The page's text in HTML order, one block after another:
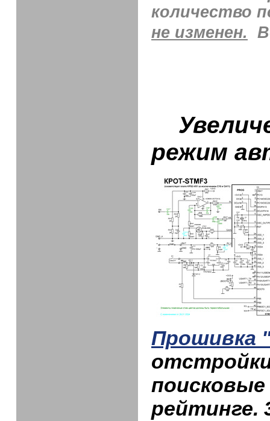
количество
не изменен.
режим
Прошивка
поисковые